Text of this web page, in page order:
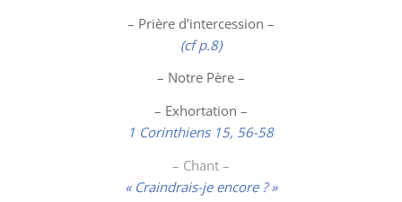
– Prière d’intercession –
(cf p.8)
– Notre Père –
– Exhortation –
1 Corinthiens 15, 56-58
– Chant –
« Craindrais-je encore ? »